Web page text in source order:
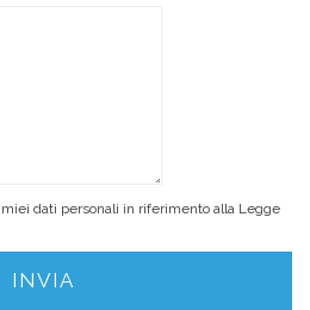
dati personali in riferimento alla Legge